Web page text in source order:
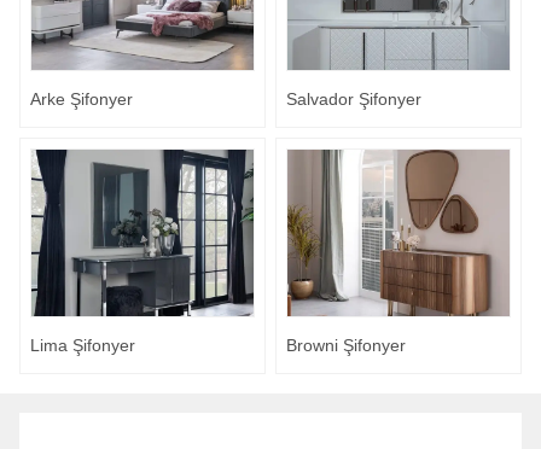
Arke Şifonyer Salvador Şifonyer
Lima Şifonyer Browni Şifonyer